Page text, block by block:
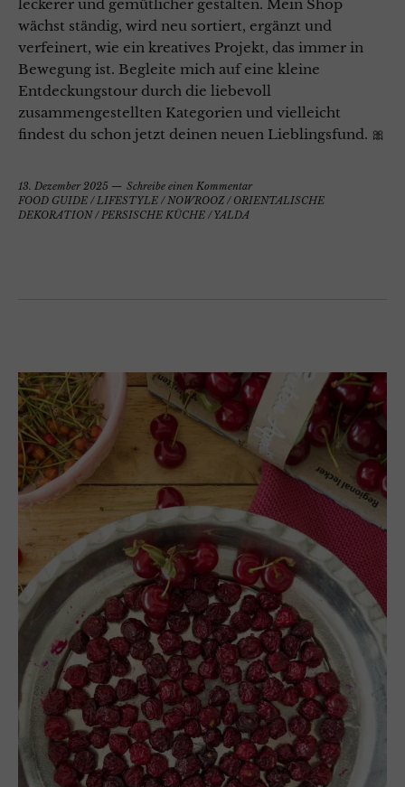
leckerer und gemütlicher gestalten. Mein Shop
wächst ständig, wird neu sortiert, ergänzt und
verfeinert, wie ein kreatives Projekt, das immer in
Bewegung ist. Begleite mich auf eine kleine
Entdeckungstour durch die liebevoll
zusammengestellten Kategorien und vielleicht
findest du schon jetzt deinen neuen Lieblingsfund. 🎀
13. Dezember 2025
Schreibe einen Kommentar
FOOD GUIDE /LIFESTYLE /NOWROOZ/ ORIENTALISCHE
DEKORATION/PERSISCHE KÜCHE /YALDA